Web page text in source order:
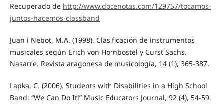
Recuperado de http://www.docenotas.com/129757/tocamos-
juntos-hacemos-classband
Juan i Nebot, M.A. (1998). Clasificación de instrumentos
musicales según Erich von Hornbostel y Curst Sachs.
Nasarre. Revista aragonesa de musicología, 14 (1), 365-387.
Lapka, C. (2006). Students with Disabilities in a High School
Band: “We Can Do It!” Music Educators Journal, 92 (4), 54-59.